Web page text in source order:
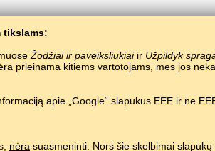
tikslams:
Žodžiai ir paveiksliukiaiir Užpildyk
prieinama kitiems vartotojams, mes jos
apie „Google“ slapukus EEE ir ne
nėra suasmeninti. Nors šie skelbimai
mokymas. Žaisti ir mokytis aukštumų marių